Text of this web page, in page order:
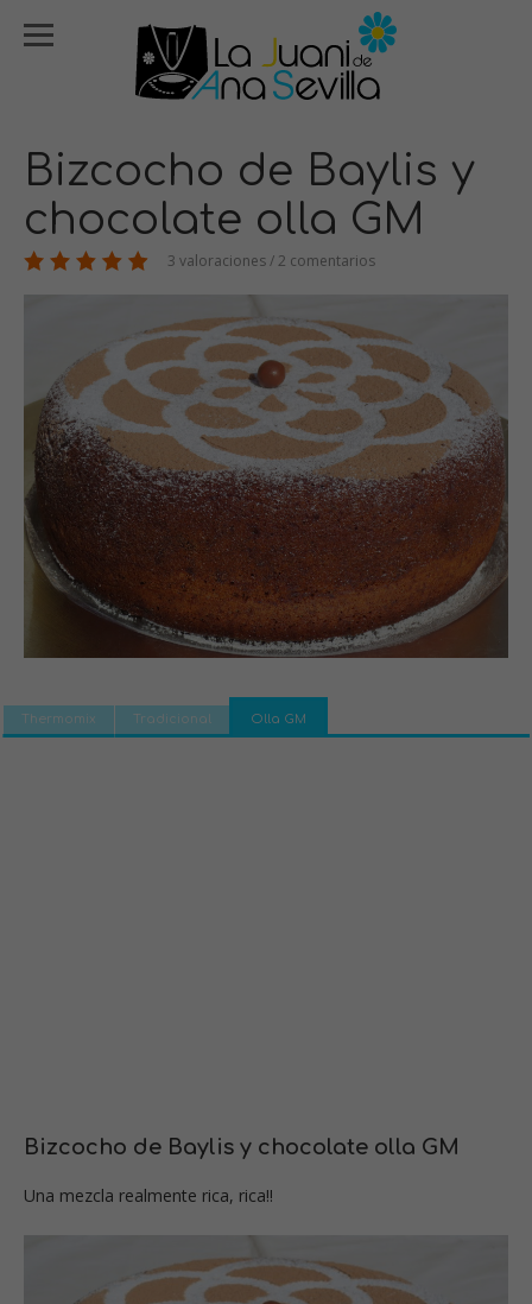
Bizcocho de Baylis y
chocolate olla GM
3 valoraciones / 2 comentarios
Thermomix Tradicional Olla GM
Bizcocho de Baylis y chocolate olla GM
Una mezcla realmente rica, rica!!